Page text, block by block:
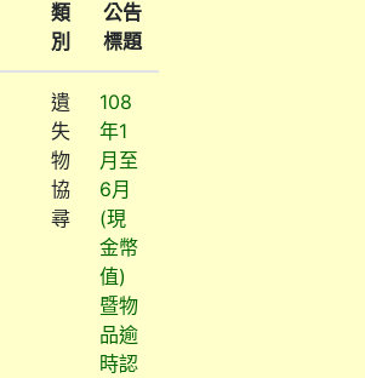
類
別
公告
標題
遺
失
物
協
尋
108
年1
月至
6月
(現
金幣
值)
暨物
品逾
時認